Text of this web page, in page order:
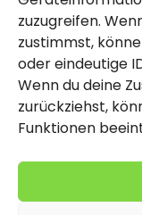
zuzugreifen.
zustimmst,
oder eindeutige
Wenn du deine
zurückziehst,
Funktionen
Impressum
Cookie-